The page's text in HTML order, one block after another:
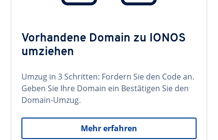
Vorhandene Domain zu IONOS
umziehen
Umzug in 3 Schritten: Fordern Sie den Code an.
Geben Sie Ihre Domain ein Bestätigen Sie den
Domain-Umzug.
Mehr erfahren